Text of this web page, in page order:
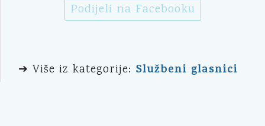
Podijeli na Facebooku
➔ Više iz kategorije: Službeni glasnici